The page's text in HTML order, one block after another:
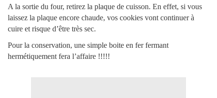
A la sortie du four, retirez la plaque de cuisson. En effet, si vous
laissez la plaque encore chaude, vos cookies vont continuer à
cuire et risque d’être très sec.
Pour la conservation, une simple boite en fer fermant
hermétiquement fera l’affaire !!!!!